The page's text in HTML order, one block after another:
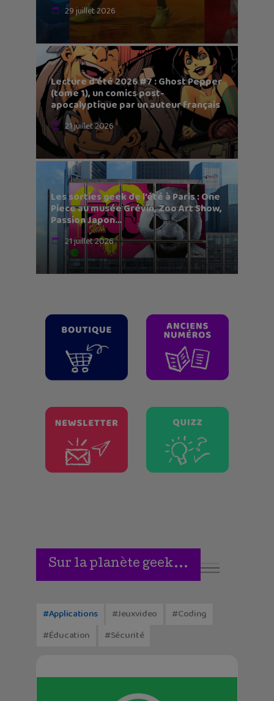
29 juillet 2026
Lecture d’été 2026 #7 : Ghost Pepper
(tome 1), un comics post-
apocalyptique par un auteur français
21 juillet 2026
Les sorties geek de l’été à Paris : One
Piece au musée Grévin, Zoo Art Show,
Passion Japon…
21 juillet 2026
Sur la planète geek...
#applications #jeuxvideo
#coding
#éducation
#sécurité